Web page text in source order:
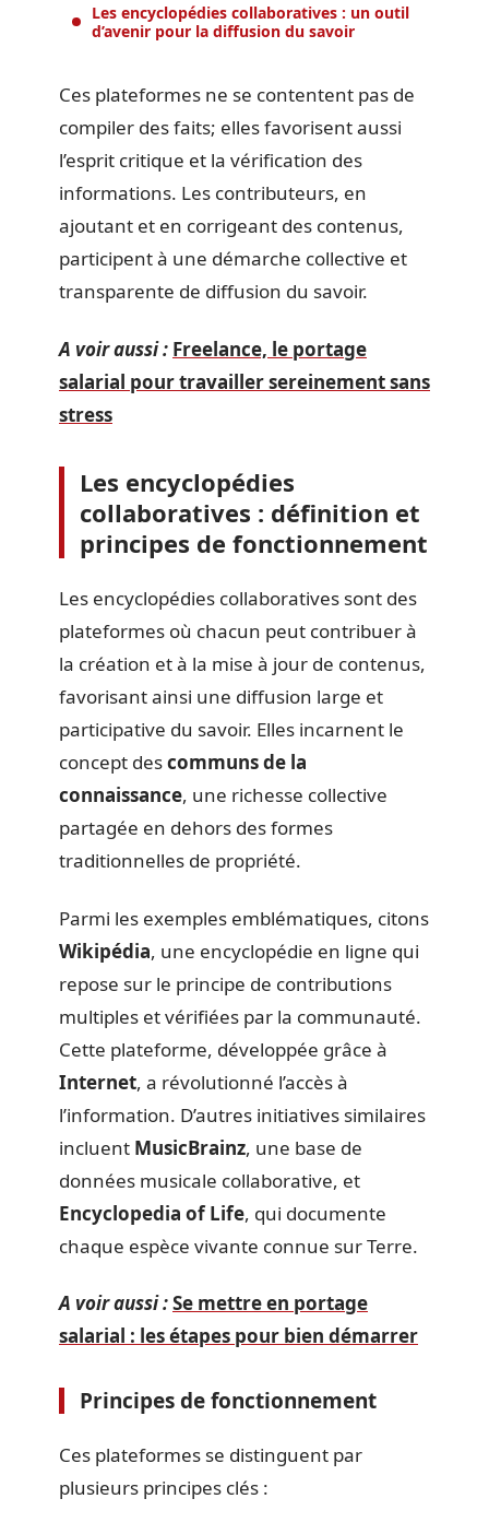
Les encyclopédies collaboratives : un outil
d’avenir pour la diffusion du savoir
Ces plateformes ne se contentent pas de
compiler des faits; elles favorisent aussi
l’esprit critique et la vérification des
informations. Les contributeurs, en
ajoutant et en corrigeant des contenus,
participent à une démarche collective et
transparente de diffusion du savoir.
A voir aussi : Freelance, le portage
salarial pour travailler sereinement sans
stress
Les encyclopédies
collaboratives : définition et
principes de fonctionnement
Les encyclopédies collaboratives sont des
plateformes où chacun peut contribuer à
la création et à la mise à jour de contenus,
favorisant ainsi une diffusion large et
participative du savoir. Elles incarnent le
concept descommuns de la
connaissance, une richesse collective
partagée en dehors des formes
traditionnelles de propriété.
Parmi les exemples emblématiques, citons
Wikipédia, une encyclopédie en ligne qui
repose sur le principe de contributions
multiples et vérifiées par la communauté.
Cette plateforme, développée grâce à
Internet, a révolutionné l’accès à
l’information. D’autres initiatives similaires
incluent MusicBrainz, une base de
données musicale collaborative, et
Encyclopedia of Life, qui documente
chaque espèce vivante connue sur Terre.
A voir aussi :Se mettre en portage
salarial : les étapes pour bien démarrer
Principes de fonctionnement
Ces plateformes se distinguent par
plusieurs principes clés :